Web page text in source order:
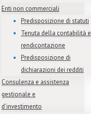
Enti non commerciali
Predisposizione di statuti
Tenuta della contabilità e
rendicontazione
Predisposizione di
dichiarazioni dei redditi
Consulenza e assistenza
gestionale e
d’investimento